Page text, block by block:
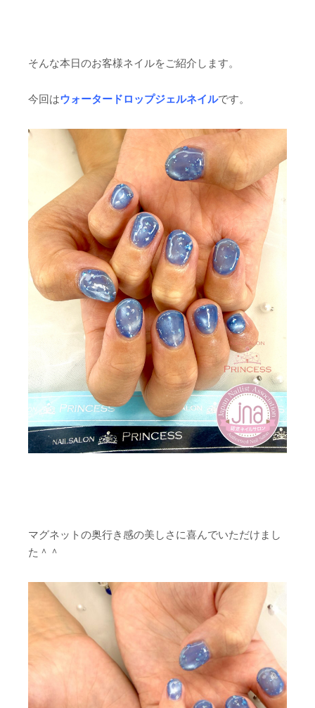
そんな本日のお客様ネイルをご紹介します。
今回はウォータードロップジェルネイルです。
マグネットの奥行き感の美しさに喜んでいただけまし
た＾＾